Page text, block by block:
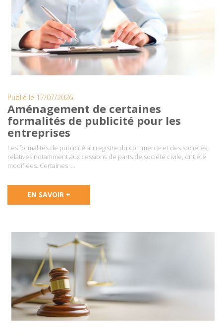
Publié le 17/07/2026
Aménagement de certaines
formalités de publicité pour les
entreprises
Les formalités de publicité au registre du commerce et des sociétés,
relatives notamment aux cessions de parts de société civile, ont été
modifiées. Certaines ….
EN SAVOIR +